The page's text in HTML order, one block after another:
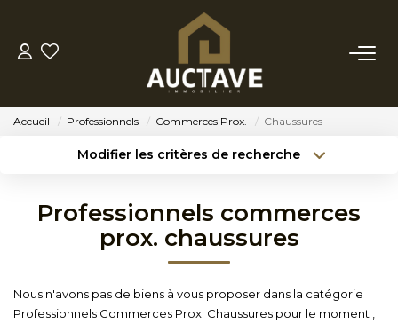
ACHETER
NOTRE AGENCE
NOTRE PHILOSOPHIE
Accueil Professionnels Commerces Prox. Chaussures
Modifier les critères de recherche
Type de bien
Plus de critères Créer une alerte
Professionnels commerces
prox. chaussures
Nous n'avons pas de biens à vous proposer dans la catégorie
Professionnels Commerces Prox. Chaussures pour le moment ,